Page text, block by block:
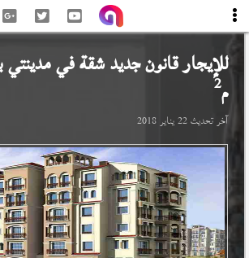
للإيجار قانون جديد شقة فيمدينتي
م2
آخر تحديث22 يناير 2018